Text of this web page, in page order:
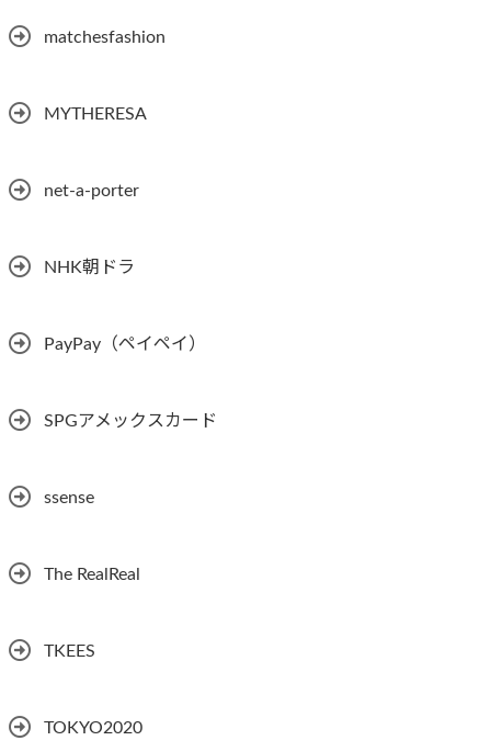
matchesfashion
MYTHERESA
net-a-porter
NHK朝ドラ
PayPay（ペイペイ）
SPGアメックスカード
ssense
The RealReal
TKEES
TOKYO2020